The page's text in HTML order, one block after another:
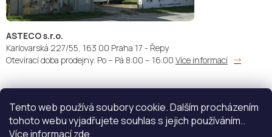
Tento web používá soubory cookie. Dalším procházením
tohoto webu vyjadřujete souhlas s jejich používáním..
Více informacízde.
ASTECO s.r.o.
Karlovarská 227/55, 163 00 Praha 17 - Řepy
Otevírací doba prodejny: Po – Pá 8:00 – 16:00 Více informací
Doprava: Platba: